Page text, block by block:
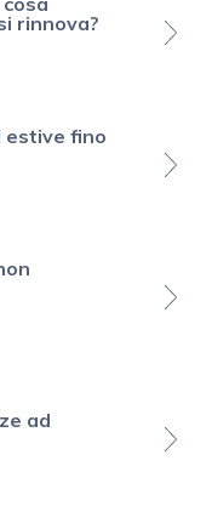
rinnova?
estive fino
ad